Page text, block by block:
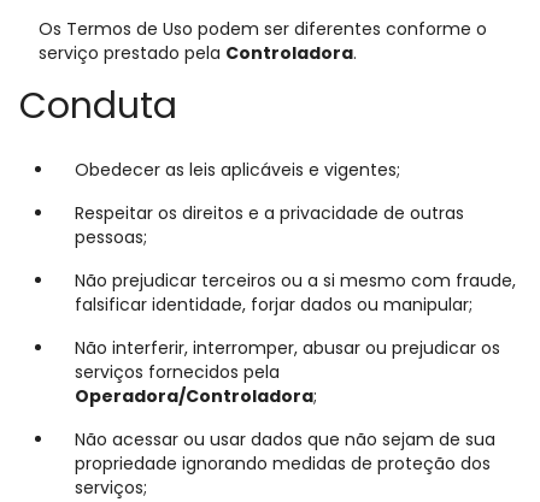
Os Termos de Uso podem ser diferentes conforme o
serviço prestado pela Controladora.
Conduta
Obedecer as leis aplicáveis e vigentes;
Respeitar os direitos e a privacidade de outras
pessoas;
Não prejudicar terceiros ou a si mesmo com fraude,
falsificar identidade, forjar dados ou manipular;
Não interferir, interromper, abusar ou prejudicar os
serviços fornecidos pela
Operadora/Controladora;
Não acessar ou usar dados que não sejam de sua
propriedade ignorando medidas de proteção dos
serviços;